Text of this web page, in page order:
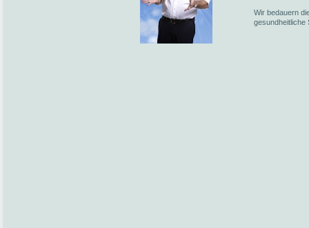
Wir bedauern
gesundheitliche